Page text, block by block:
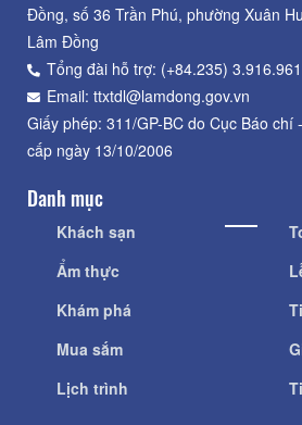
Đồng, số 36 Trần Phú, phường Xuân
Lâm Đồng
Tổng đài hỗ trợ: (+84.235) 3.916.961
Email: ttxtdl@lamdong.gov.vn
Giấy phép: 311/GP-BC do Cục Báo chí
cấp ngày 13/10/2006
Danh mục
Khách sạn
Ẩm thực
Khám phá
Mua sắm
Lịch trình